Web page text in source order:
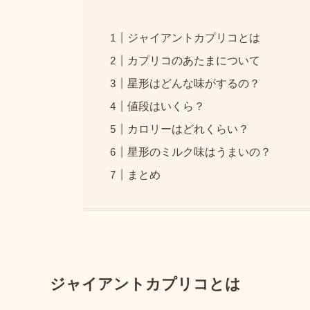
ジャイアントカプリコとは
カプリコのあたまについて
星形はどんな味がするの？
値段はいくら？
カロリーはどれくらい？
星形のミルク味はうまいの？
まとめ
ジャイアントカプリコとは